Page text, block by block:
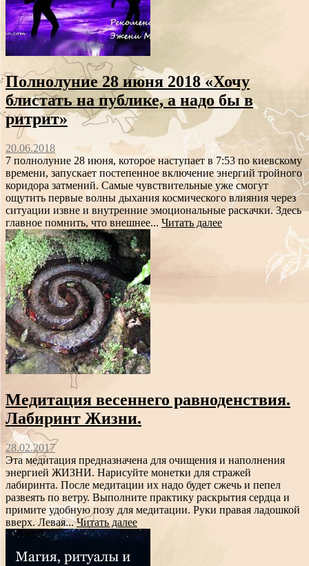
Полнолуние 28 июня 2018 «Хочу
блистать на публике, а надо бы в
ритрит»
20.06.2018
7 полнолуние 28 июня, которое наступает в 7:53 по киевскому
времени, запускает постепенное включение энергий тройного
коридора затмений. Самые чувствительные уже смогут
ощутить первые волны дыхания космического влияния через
ситуации извне и внутренние эмоциональные раскачки. Здесь
главное помнить, что внешнее... Читать далее
Медитация весеннего равноденствия.
Лабиринт Жизни.
28.02.2017
Эта медитация предназначена для очищения и наполнения
энергией ЖИЗНИ. Нарисуйте монетки для стражей
лабиринта. После медитации их надо будет сжечь и пепел
развеять по ветру. Выполните практику раскрытия сердца и
примите удобную позу для медитации. Руки правая ладошкой
вверх. Левая...Читать далее